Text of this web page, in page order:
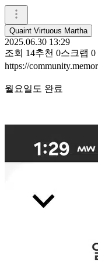
Quaint Virtuous Martha
2025.06.30 13:29
조회 14추천 0스크랩 0
https://
월요일도 완료